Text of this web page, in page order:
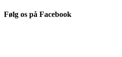
Følg os på Facebook